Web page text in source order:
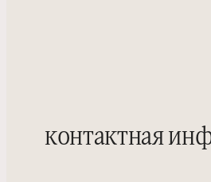
контактная